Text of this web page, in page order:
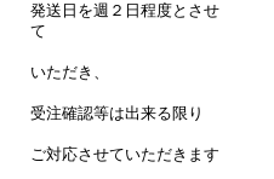
発送日を週２日程度とさせ
て
いただき、
受注確認等は出来る限り
ご対応させていただきます